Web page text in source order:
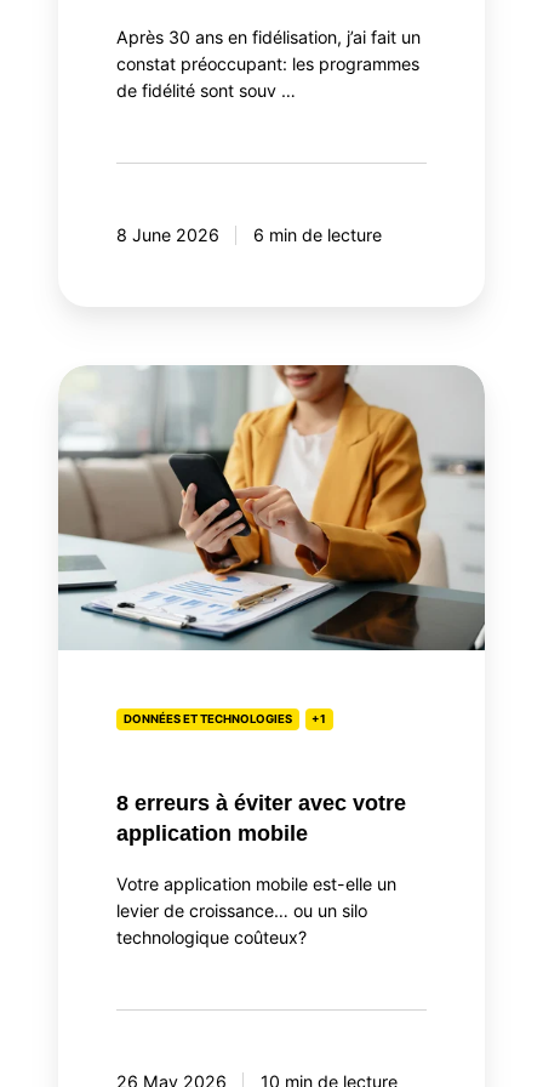
Après 30 ans en fidélisation, j’ai fait un
constat préoccupant: les programmes
de fidélité sont souv …
8 June 2026 6 min de lecture
8
à
éviter
avec
votre
application
mobile
DONNÉES ET TECHNOLOGIES +1
8 erreurs à éviter avec votre
application mobile
Votre application mobile est-elle un
levier de croissance… ou un silo
technologique coûteux?
26 May 2026 10 min de lecture